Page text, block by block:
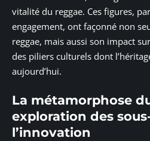
vitalité du reggae. Ces figures,
engagement, ont façonné non
reggae, mais aussi son impact
des piliers culturels dont
aujourd’hui.
La métamorphose
exploration des
l’innovation